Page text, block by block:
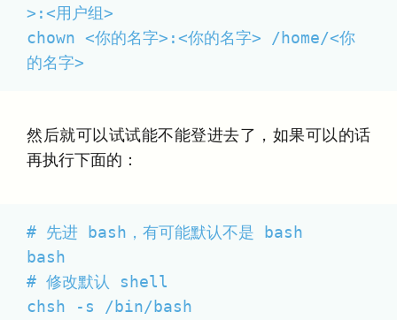
>:<用户组>
chown <你的名字>:<你的名字> /home/<你
的名字>
然后就可以试试能不能登进去了，如果可以的话
再执行下面的：
# 先进 bash，有可能默认不是 bash
bash
# 修改默认 shell
chsh -s /bin/bash